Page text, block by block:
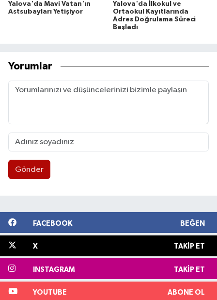
Yalova'da Mavi Vatan'ın
Astsubayları Yetişiyor
Yalova'da İlkokul ve
Ortaokul Kayıtlarında
Adres Doğrulama Süreci
Başladı
Yorumlar
Gönder
FACEBOOK BEĞEN
X TAKIP ET
INSTAGRAM TAKIP ET
YOUTUBE ABONE OL